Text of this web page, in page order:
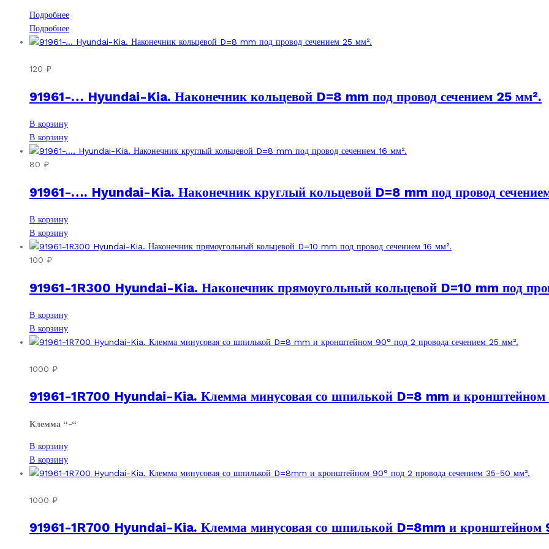
Подробнее
Подробнее
120 ₽
91961-… Hyundai-Kia. Наконечник кольцевой D=8 mm под провод сечением 25 мм².
В корзину
В корзину
80 ₽
91961-…. Hyundai-Kia. Наконечник круглый кольцевой D=8 mm под провод
В корзину
В корзину
100 ₽
91961-1R300 Hyundai-Kia. Наконечник прямоугольный кольцевой D=10 mm под
В корзину
В корзину
1000 ₽
91961-1R700 Hyundai-Kia. Клемма минусовая со шпилькой D=8 mm и кронштейном
Клемма “-“
В корзину
В корзину
1000 ₽
91961-1R700 Hyundai-Kia. Клемма минусовая со шпилькой D=8mm и кронштейном